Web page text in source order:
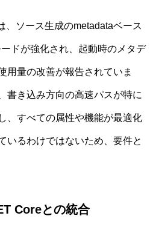
、ソース生成のmetadataベース
ドが強化され、起動時のメタデ
用量の改善が報告されていま
書き込み方向の高速パスが特に
、すべての属性や機能が最適化
いるわけではないため、要件と
Coreとの統合